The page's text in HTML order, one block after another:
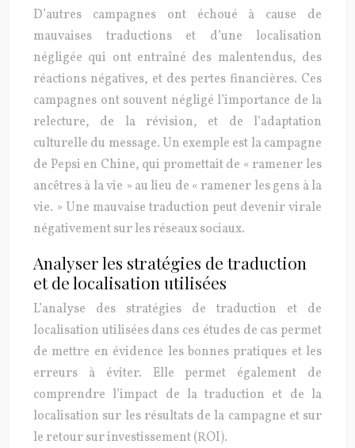
D’autres campagnes ont échoué à cause de
mauvaises traductions et d’une localisation
négligée qui ont entraîné des malentendus, des
réactions négatives, et des pertes financières. Ces
campagnes ont souvent négligé l’importance de la
relecture, de la révision, et de l’adaptation
culturelle du message. Un exemple est la campagne
de Pepsi en Chine, qui promettait de « ramener les
ancêtres à la vie » au lieu de « ramener les gens à la
vie. » Une mauvaise traduction peut devenir virale
négativement sur les réseaux sociaux.
Analyser les stratégies de traduction
et de localisation utilisées
L’analyse des stratégies de traduction et de
localisation utilisées dans ces études de cas permet
de mettre en évidence les bonnes pratiques et les
erreurs à éviter. Elle permet également de
comprendre l’impact de la traduction et de la
localisation sur les résultats de la campagne et sur
le retour sur investissement (ROI).